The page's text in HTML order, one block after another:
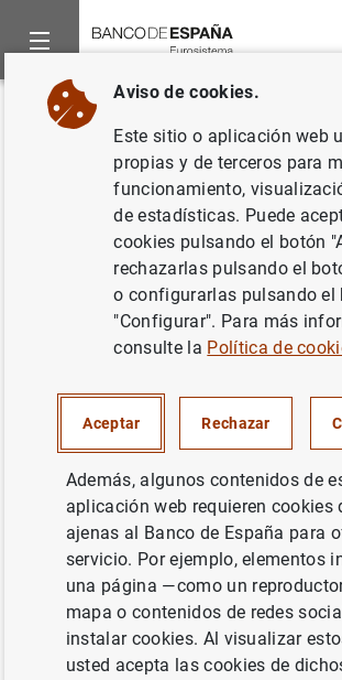
Inicio Publicaciones
Volver
Informe de Estabilidad
Financiera. Marzo
Autor: Banco de España
INSTITUCIONES
COMPETITIVIDAD CRÉDITO
FINANZAS DE LOS HOGARES
Documento completo
Aviso de cookies.
Este sitio o aplicación web
propias y de terceros para
funcionamiento,
de estadísticas. Puede
cookies pulsando el botón
rechazarlas pulsando el
o configurarlas pulsando el
"Configurar". Para más
consulte la Política de
Aceptar Rechazar
Además, algunos contenidos de
aplicación web requieren cookies
ajenas al Banco de España para
servicio. Por ejemplo, elementos
una página —como un
mapa o contenidos de redes
instalar cookies. Al visualizar
usted acepta las cookies de